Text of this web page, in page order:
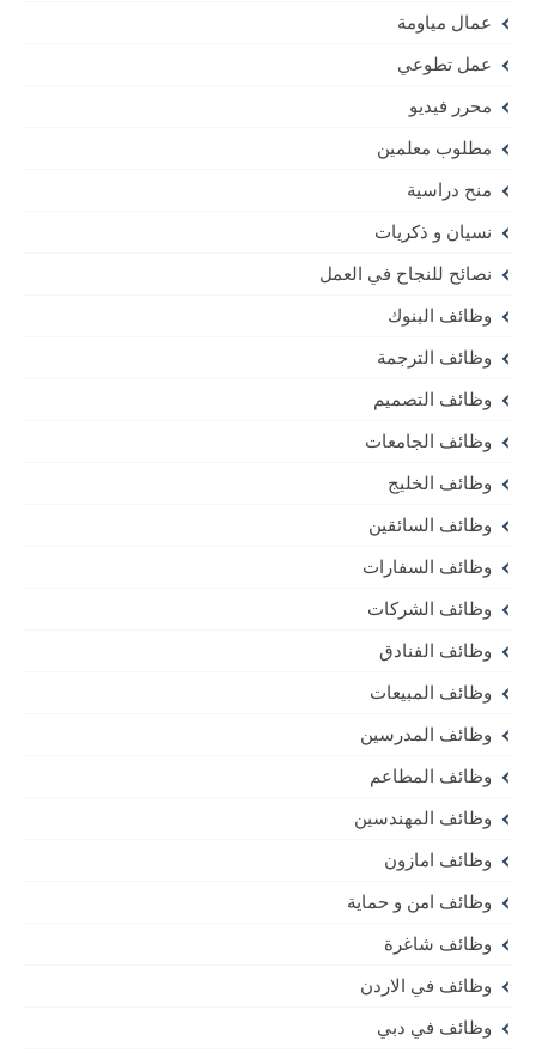
عمال مياومة
عمل تطوعي
محرر فيديو
مطلوب معلمين
منح دراسية
نسيان و ذكريات
نصائح للنجاح في العمل
وظائف البنوك
وظائف الترجمة
وظائف التصميم
وظائف الجامعات
وظائف الخليج
وظائف السائقين
وظائف السفارات
وظائف الشركات
وظائف الفنادق
وظائف المبيعات
وظائف المدرسين
وظائف المطاعم
وظائف المهندسين
وظائف امازون
وظائف امن و حماية
وظائف شاغرة
وظائف في الاردن
وظائف في دبي